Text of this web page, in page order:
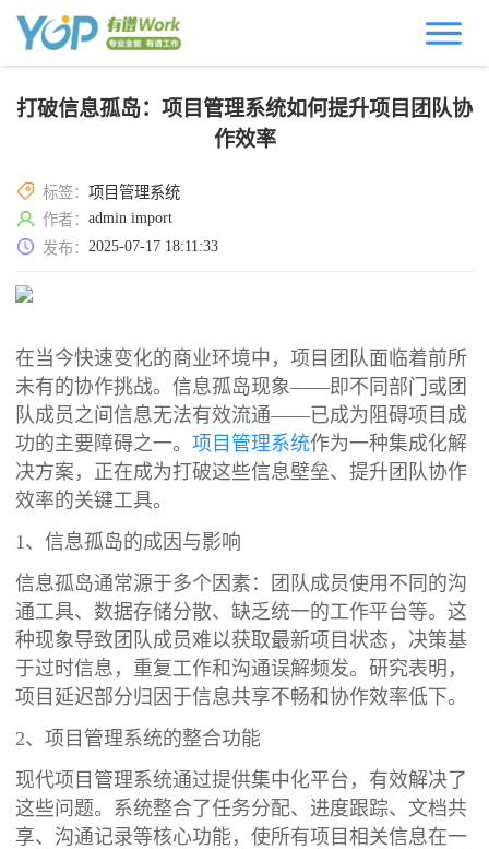
打破信息孤岛：项目管理系统如何提升项目团队协
作效率
标签：项目管理系统
作者：admin import
发布：2025-07-17 18:11:33
在当今快速变化的商业环境中，项目团队面临着前所
未有的协作挑战。信息孤岛现象——即不同部门或团
队成员之间信息无法有效流通——已成为阻碍项目成
功的主要障碍之一。项目管理系统作为一种集成化解
决方案，正在成为打破这些信息壁垒、提升团队协作
效率的关键工具。
1、信息孤岛的成因与影响
信息孤岛通常源于多个因素：团队成员使用不同的沟
通工具、数据存储分散、缺乏统一的工作平台等。这
种现象导致团队成员难以获取最新项目状态，决策基
于过时信息，重复工作和沟通误解频发。研究表明，
项目延迟部分归因于信息共享不畅和协作效率低下。
2、项目管理系统的整合功能
现代项目管理系统通过提供集中化平台，有效解决了
这些问题。系统整合了任务分配、进度跟踪、文档共
享、沟通记录等核心功能，使所有项目相关信息在一